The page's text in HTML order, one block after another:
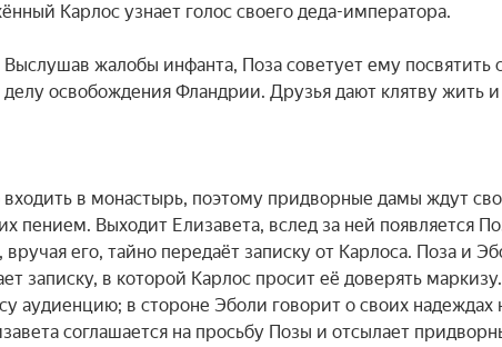
Карлос узнает голос своего деда-императора.
жалобы инфанта, Поза советует ему посвятить
освобождения Фландрии. Друзья дают клятву жить и
в монастырь, поэтому придворные дамы ждут
пением. Выходит Елизавета, вслед за ней появляется
его, тайно передаёт записку от Карлоса. Поза и
записку, в которой Карлос просит её доверять
аудиенцию; в стороне Эболи говорит о своих надеждах
соглашается на просьбу Позы и отсылает